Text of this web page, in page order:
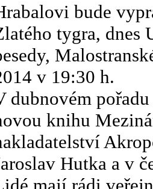
bude
tygra, dnes
v 19:30 h.
dubnovém
knihu
Hutka a v